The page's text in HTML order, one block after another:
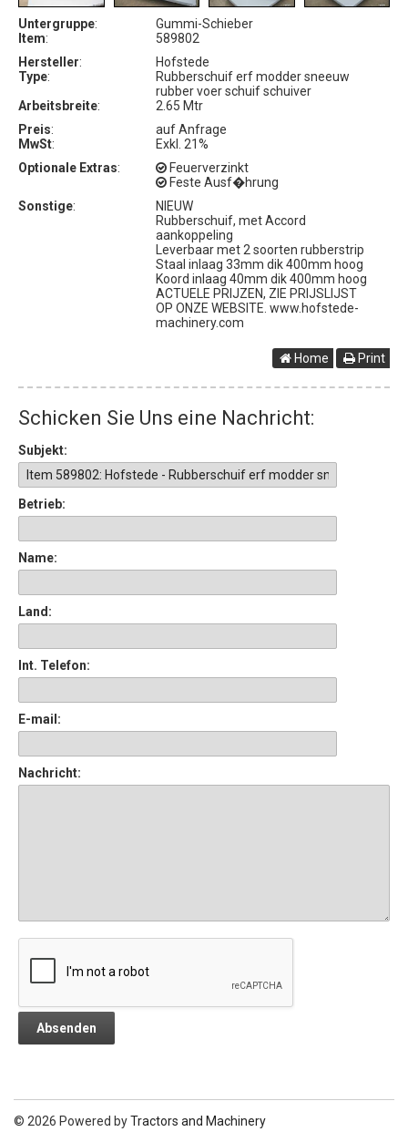
Untergruppe:
Gummi-Schieber
Item:
589802
Hersteller:
Hofstede
Type:
Rubberschuif erf modder sneeuw
rubber voer schuif schuiver
Arbeitsbreite:
2.65 Mtr
Preis:
auf Anfrage
MwSt:
Exkl. 21%
Optionale Extras:
Feuerverzinkt
Feste Ausf�hrung
Sonstige:
NIEUW
Rubberschuif, met Accord
aankoppeling
Leverbaar met 2 soorten rubberstrip
Staal inlaag 33mm dik 400mm hoog
Koord inlaag 40mm dik 400mm hoog
ACTUELE PRIJZEN, ZIE PRIJSLIJST
OP ONZE WEBSITE. www.hofstede-
machinery.com
Home Print
Schicken Sie Uns eine Nachricht:
Subjekt:
Betrieb:
Name:
Land:
Int. Telefon:
E-mail:
Nachricht:
© 2026 Powered byTractors and Machinery